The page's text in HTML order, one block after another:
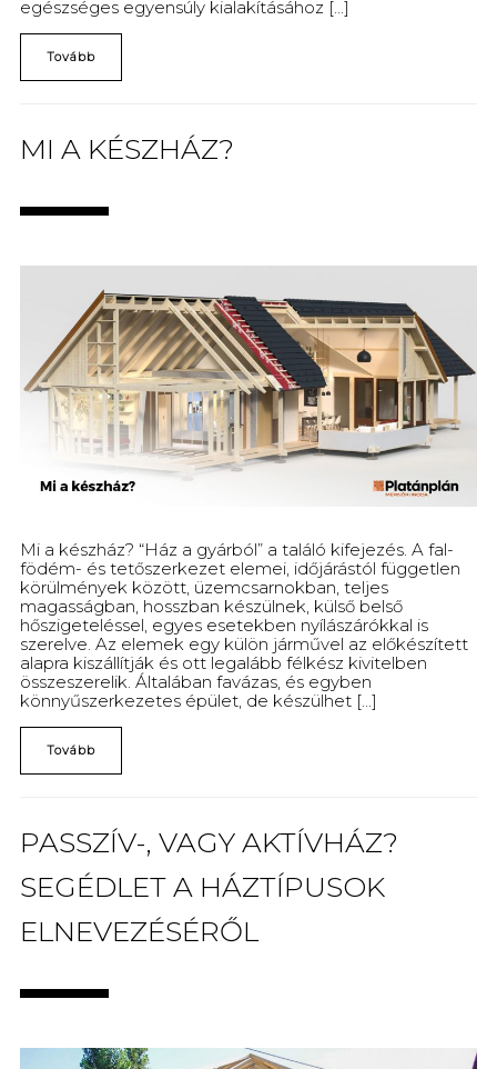
egészséges egyensúly kialakításához [...]
Tovább
MI A KÉSZHÁZ?
Mi a készház? “Ház a gyárból” a találó kifejezés. A fal-
födém- és tetőszerkezet elemei, időjárástól független
körülmények között, üzemcsarnokban, teljes
magasságban, hosszban készülnek, külső belső
hőszigeteléssel, egyes esetekben nyílászárókkal is
szerelve. Az elemek egy külön járművel az előkészített
alapra kiszállítják és ott legalább félkész kivitelben
összeszerelik. Általában favázas, és egyben
könnyűszerkezetes épület, de készülhet [...]
Tovább
PASSZÍV-, VAGY AKTÍVHÁZ?
SEGÉDLET A HÁZTÍPUSOK
ELNEVEZÉSÉRŐL